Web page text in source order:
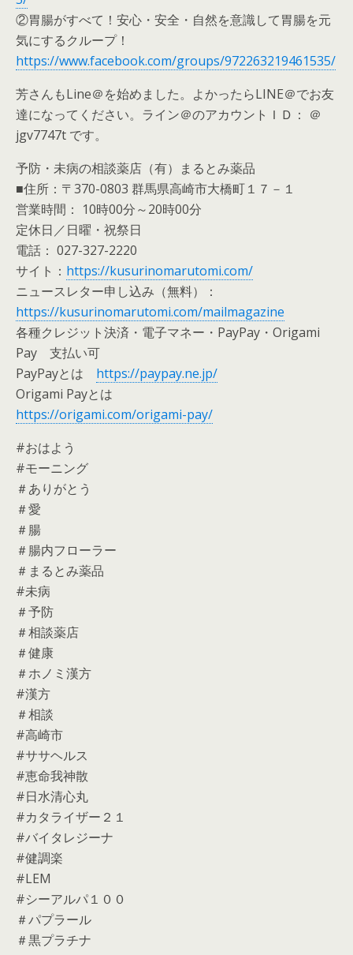
②胃腸がすべて！安心・安全・自然を意識して胃腸を元
気にするクループ！
https://www.facebook.com/groups/972263219461535/
芳さんもLine＠を始めました。よかったらLINE＠でお友
達になってください。ライン＠のアカウントＩＤ： ＠
jgv7747t です。
予防・未病の相談薬店（有）まるとみ薬品
■住所：〒370-0803 群馬県高崎市大橋町１７－１
営業時間： 10時00分～20時00分
定休日／日曜・祝祭日
電話： 027-327-2220
サイト： https://kusurinomarutomi.com/
ニュースレター申し込み（無料）：
https://kusurinomarutomi.com/mailmagazine
各種クレジット決済・電子マネー・PayPay・Origami
Pay 支払い可
PayPayとは https://paypay.ne.jp/
Origami Payとは
https://origami.com/origami-pay/
#おはよう
#モーニング
＃ありがとう
＃愛
＃腸
＃腸内フローラー
＃まるとみ薬品
#未病
＃予防
＃相談薬店
＃健康
＃ホノミ漢方
#漢方
＃相談
#高崎市
#ササヘルス
#恵命我神散
#日水清心丸
#カタライザー２１
#バイタレジーナ
#健調楽
#LEM
#シーアルパ１００
＃パプラール
＃黒プラチナ